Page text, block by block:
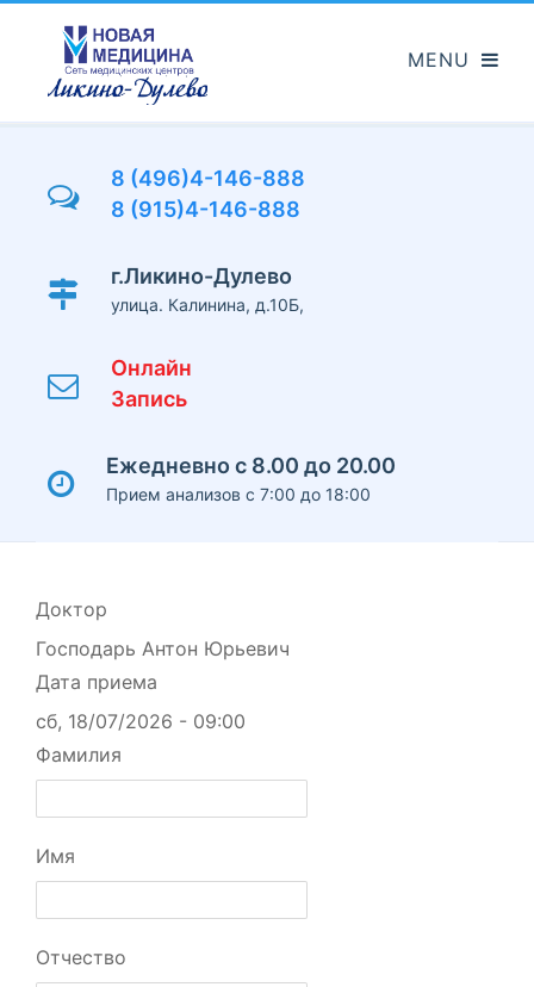
основному
содержанию
8 (496)4-146-888
8 (915)4-146-888
г.Ликино-Дулево
улица. Калинина, д.10Б,
Онлайн
Запись
Ежедневно с 8.00 до 20.00
Прием анализов с 7:00 до 18:00
Доктор
Господарь Антон Юрьевич
Дата приема
сб, 18/07/2026 - 09:00
Фамилия
Имя
Отчество